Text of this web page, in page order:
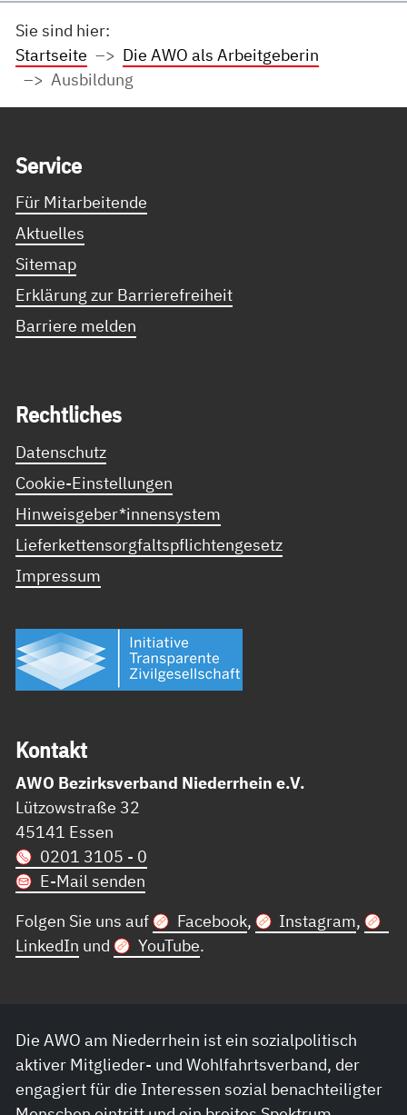
Sie sind hier:
Startseite
Die AWO als Arbeitgeberin
Ausbildung
Ser­vice
Für Mitarbeitende
Aktuelles
Sitemap
Erklärung zur Barrierefreiheit
Barriere melden
Recht­li­ches
Datenschutz
Cookie-Einstellungen
Hinweisgeber*innensystem
Lieferkettensorgfaltspflichtengesetz
Impressum
Kon­takt
AWO Bezirksverband Niederrhein e.V.
Lützowstraße 32
45141 Essen
0201 3105 - 0
E-Mail senden
Folgen Sie uns auf
Facebook, Instagram,
LinkedIn und YouTube.
Die AWO am Niederrhein ist ein sozialpolitisch
aktiver Mitglieder- und Wohlfahrtsverband, der
engagiert für die Interessen sozial benachteiligter